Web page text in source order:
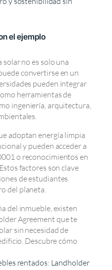
el ejemplo
solar no es solo una
convertirse en un
pueden integrar
herramientas de
ingeniería, arquitectura,
adoptan energía limpia
y pueden acceder a
o reconocimientos en
factores son clave
de estudiantes
del planeta.
del inmueble, existen
Agreement que te
sin necesidad de
Descubre cómo
rentados: Landholder